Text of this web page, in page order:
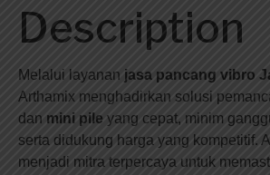
Description
Melalui layanan jasa pancang vibro
Arthamix menghadirkan solusi
dan mini pile yang cepat, minim
serta didukung harga yang kompetitif.
menjadi mitra terpercaya untuk